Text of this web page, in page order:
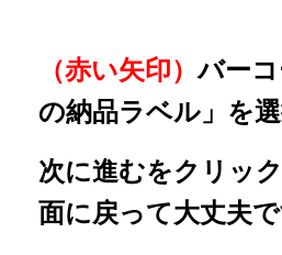
（赤い矢印）バー
の納品ラベル」を
次に進むをクリッ
面に戻って大丈夫で